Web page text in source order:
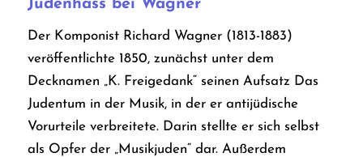
Judenhass bei Wagner
Der Komponist Richard Wagner (1813-1883)
veröffentlichte 1850, zunächst unter dem
Decknamen „K. Freigedank“ seinen Aufsatz Das
Judentum in der Musik, in der er antijüdische
Vorurteile verbreitete. Darin stellte er sich selbst
als Opfer der „Musikjuden“ dar. Außerdem